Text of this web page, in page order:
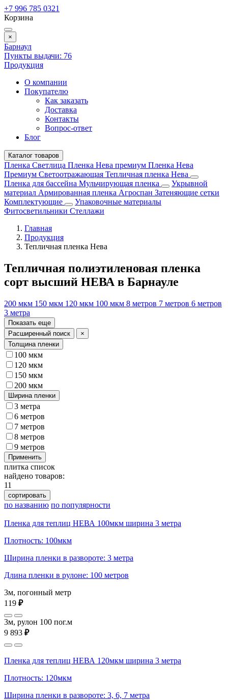
+7 996 785 0321
Корзина
×
Барнаул
Пункты выдачи: 76
Продукция
О компании
Покупателю
Как заказать
Доставка
Контакты
Вопрос-ответ
Блог
Каталог товаров
Пленка Светлица Пленка Нева премиум Пленка Нева
Премиум Светоотражающая Тепличная пленка Нева
Пленка для бассейна Мульчирующая пленка
Укрывной
материал Армированная пленка Агроспан Затеняющие сетки
Комплектующие
Упаковочные материалы
Фитосветильники Стеллажи
Главная
Продукция
Тепличная пленка Нева
Тепличная полиэтиленовая пленка
сорт высший НЕВА в Барнауле
200 мкм 150 мкм 120 мкм 100 мкм 8 метров 7 метров 6 метров
3 метра
Показать еще
Расширенный поиск
×
Толщина пленки
100 мкм
120 мкм
150 мкм
200 мкм
Ширина пленки
3 метра
6 метров
7 метров
8 метров
9 метров
Применить
плитка список
найдено товаров:
11
сортировать
по названию по популярности
Пленка для теплиц НЕВА 100мкм ширина 3 метра
Плотность: 100мкм
Ширина пленки в развороте: 3 метра
Длина пленки в рулоне: 100 метров
3м, погонный метр
119 ₽
3м, рулон 100 пог.м
9 893 ₽
Пленка для теплиц НЕВА 120мкм ширина 3 метра
Плотность: 120мкм
Ширина пленки в развороте: 3, 6, 7 метра